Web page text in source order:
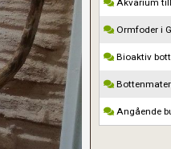
Akvarium
Ormfoder i
Bioaktiv
Angående